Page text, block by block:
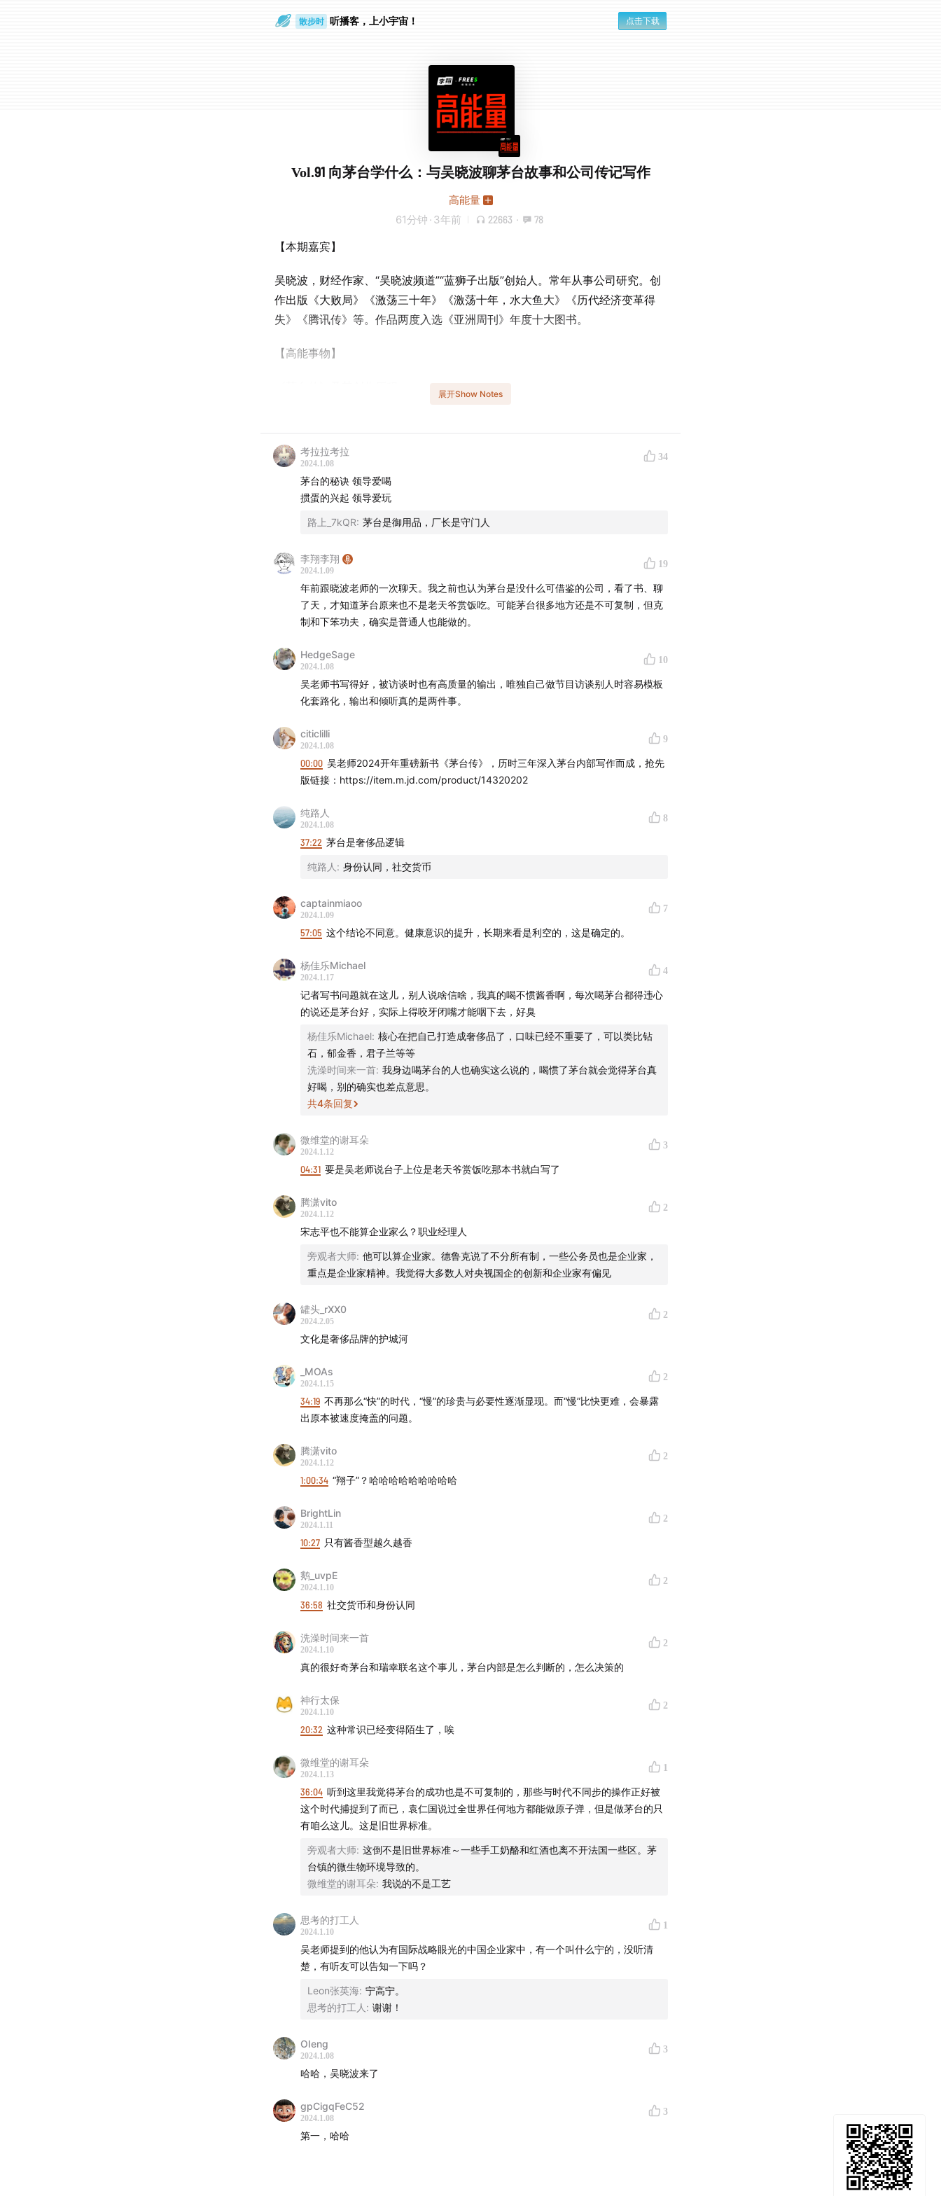
散步时 听播客，上小宇宙！ 点击下载
Vol.91 向茅台学什么：与吴晓波聊茅台故事和公司传记写作
高能量
61分钟 · 3年前 22663 · 78
【本期嘉宾】
吴晓波，财经作家、“吴晓波频道”“蓝狮子出版”创始人。常年从事公司研究。创
作出版《大败局》《激荡三十年》《激荡十年，水大鱼大》《历代经济变革得
失》《腾讯传》等。作品两度入选《亚洲周刊》年度十大图书。
【高能事物】
01:04 《腾讯传》的采访比《茅台传》要难很多，对很多IT人来说，昨天不重
要，明天才重要，消费品公司反倒是非常强调历史和文化传承的
我觉得茅台并不属于老天爷赏饭吃的公司类型，它的成功其实带有偶然
性，真正具有国际级战略眼光和实操能力的人并不是太多，茅台很幸运地遇到了
茅台既不是百年企业，也不能完全代表川派白酒，但在1979年全国白酒评
酒会上，周恒刚等酒界泰斗将中国白酒划分为五种香型，从此茅台酒就几乎垄断
了酱香型白酒这个品类
07:54 数代茅台人如同接力一般进行茅台工艺理论化、科学化和标准化的工作，
才让如今茅台酒的品质稳定、可信赖；而保证出厂的酒风格统一关键则在于勾
兑，用陈年老酒勾兑以保证每个人喝到的茅台酒味道相同
10:04
最强
除了国家记忆与红色基因这些历史要素，2011 年尼尔森对高端白酒消费者
13:58
酒是极少数不受技术迭代和周期影响的行业：配方不可能会变；那经济好
就举杯相庆，经济不好就借酒消愁
酒的质量不只是个企业经营问题
有一次马化腾问我，《激荡三十年》里面为什么阿里的着墨那么多，但是
腾讯却被提及较少？
企业的公共影响力就是它在一个行业变化和社会变革的过程中所带来的推
动力，这个推动力并不完全跟规模和利润有关，而是跟它的尖锐度有关
对于很多企业家而言，最重要的事情其实就是服务好他的用户，然后实现
盈利，这也是一种价值的体现
茅台在过去也常用出书的形式做宣传，是因为它的历史渊源与文化传承没
29:03 为什么用时间线来结构这本书，而没有考虑其他的结构方式？比如《索尼
的私人生活》，其实是用人物线为主，时间线为辅
31:19 茅台的故事本身带有一些反戏剧性，季克良习惯于把自己叫做“笨蛋”，一
件事要想十年、然后坚持做十年
茅台既不靠技术创新推动，也不依赖于全球化市场，所以对于大部分消费
品公司来说，它是可以被学习的，可以用另外一套叙事体系和话语系统来构建茅
茅台算得上是奢侈品吗？
41:11
因为改革开放，广东地区的企业家们最初都喝威士忌和红酒，但是现在也
都改喝茅台了，我认为这里面还是血液里的文化认同
茅台本身有可能成为一个全球化受欢迎的消费品吗？还是它的极强的文化
46:38
同题作文留出很多空间，同一个人或者一家公司可以有无数位作家来写
47:49 在看资料和采访的过程里，有什么意外的发现吗，超出了你原本理解的那
家公司或者那个故事之外的？
49:03 2007年伯克希尔股东大会上，芒格说：“如果生意足够好，它偶尔遇见一
个糟糕的经理也不致命。”德鲁克也说：“以前我不知道一家好公司的标准是什
50:49 亚马逊创始人贝索斯曾经问过巴菲特一个问题：“你的投资策略实在太简
单了，为什么没有人复制你呢？”巴菲特给了一个非常简单的回答：“因为很少有
没有风险的决策，就好比拿别人的钱去赌博
55:00
茅台需要去讨好年轻人吗？比如大家议论很多的茅台和咖啡的联名、做冰
淇淋、做巧克力等等
酒出质量问题、经济的长期萧条，或者白酒行业又出现天才，这三种情况
可能会导致茅台走下坡路；另外，如果茅台公司自己犯低级错误，比如拼命扩产
能，开发子品牌，也可能自毁未来
【往期链接】
Vol.11 知道自己的“无法”和“不能”：与蔡崇达聊《皮囊》和《命运》
【制作团队】
主理人：李翔 、李丰
制作及统筹：张英海 （13514156656）、峰小瑞（pr@freesvc.com）
如果你喜欢我们的节目，欢迎你分享到更多的地方，也欢迎你在我们的评论区留
言交流。
展开Show Notes
考拉拉考拉
2024.1.08
34
茅台的秘诀 领导爱喝
掼蛋的兴起 领导爱玩
路上_7kQR: 茅台是御用品，厂长是守门人
李翔李翔
2024.1.09
19
年前跟晓波老师的一次聊天。我之前也认为茅台是没什么可借鉴的公司，看了书、聊
了天，才知道茅台原来也不是老天爷赏饭吃。可能茅台很多地方还是不可复制，但克
制和下笨功夫，确实是普通人也能做的。
HedgeSage
2024.1.08
10
吴老师书写得好，被访谈时也有高质量的输出，唯独自己做节目访谈别人时容易模板
化套路化，输出和倾听真的是两件事。
citiclilli
2024.1.08
9
00:00 吴老师2024开年重磅新书《茅台传》，历时三年深入茅台内部写作而成，抢先
版链接：https://item.m.jd.com/product/14320202
纯路人
2024.1.08
8
37:22 茅台是奢侈品逻辑
纯路人 : 身份认同，社交货币
captainmiaoo
2024.1.09
7
57:05 这个结论不同意。健康意识的提升，长期来看是利空的，这是确定的。
杨佳乐Michael
2024.1.17
4
记者写书问题就在这儿，别人说啥信啥，我真的喝不惯酱香啊，每次喝茅台都得违心
的说还是茅台好，实际上得咬牙闭嘴才能咽下去，好臭
杨佳乐Michael: 核心在把自己打造成奢侈品了，口味已经不重要了，可以类比钻
石，郁金香，君子兰等等
洗澡时间来一首: 我身边喝茅台的人也确实这么说的，喝惯了茅台就会觉得茅台真
好喝，别的确实也差点意思。
共4条回复
微维堂的谢耳朵
2024.1.12
3
04:31 要是吴老师说台子上位是老天爷赏饭吃那本书就白写了
腾潇vito
2024.1.12
2
宋志平也不能算企业家么？职业经理人
旁观者大师: 他可以算企业家。德鲁克说了不分所有制，一些公务员也是企业家，
重点是企业家精神。我觉得大多数人对央视国企的创新和企业家有偏见
罐头_rXX0
2024.2.05
2
文化是奢侈品牌的护城河
_MOAs
2024.1.15
2
34:19 不再那么“快”的时代，“慢”的珍贵与必要性逐渐显现。而“慢”比快更难，会暴露
出原本被速度掩盖的问题。
腾潇vito
2024.1.12
2
1:00:34 “翔子”？哈哈哈哈哈哈哈哈哈
BrightLin
2024.1.11
2
10:27 只有酱香型越久越香
鹅_uvpE
2024.1.10
2
36:58 社交货币和身份认同
洗澡时间来一首
2024.1.10
2
真的很好奇茅台和瑞幸联名这个事儿，茅台内部是怎么判断的，怎么决策的
神行太保
2024.1.10
2
20:32 这种常识已经变得陌生了，唉
微维堂的谢耳朵
2024.1.13
1
36:04 听到这里我觉得茅台的成功也是不可复制的，那些与时代不同步的操作正好被
这个时代捕捉到了而已，袁仁国说过全世界任何地方都能做原子弹，但是做茅台的只
有咱么这儿。这是旧世界标准。
旁观者大师: 这倒不是旧世界标准～一些手工奶酪和红酒也离不开法国一些区。茅
台镇的微生物环境导致的。
微维堂的谢耳朵: 我说的不是工艺
思考的打工人
2024.1.10
1
吴老师提到的他认为有国际战略眼光的中国企业家中，有一个叫什么宁的，没听清
楚，有听友可以告知一下吗？
Leon张英海: 宁高宁。
思考的打工人 : 谢谢！
OIeng
2024.1.08
3
哈哈，吴晓波来了
gpCigqFeC52
2024.1.08
3
第一，哈哈